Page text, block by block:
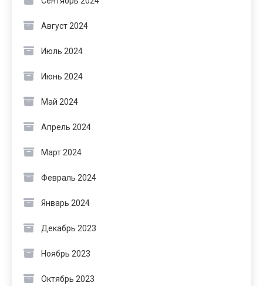
Август 2024
Июль 2024
Июнь 2024
Май 2024
Апрель 2024
Март 2024
Февраль 2024
Январь 2024
Декабрь 2023
Ноябрь 2023
Октябрь 2023